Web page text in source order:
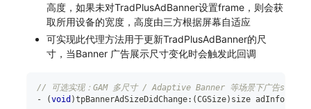
高度，如果未对TradPlusAdBanner设置frame，则会获
取所用设备的宽度，高度由三方根据屏幕自适应
可实现此代理方法用于更新TradPlusAdBanner的尺
寸，当Banner 广告展示尺寸变化时会触发此回调
// 可选实现：GAM 多尺寸 / Adaptive Banner 等场景下广告size发
-
(void )tpBannerAdSizeDidChange: (CGSize) size adInfo: